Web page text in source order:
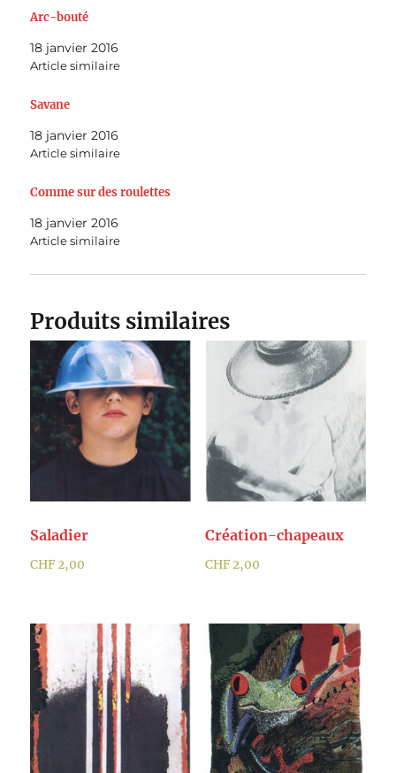
Arc-bouté
18 janvier 2016
Article similaire
Savane
18 janvier 2016
Article similaire
Comme sur des roulettes
18 janvier 2016
Article similaire
Produits similaires
Saladier
CHF2,00
Création-chapeaux
CHF2,00